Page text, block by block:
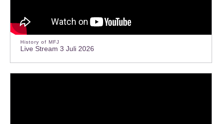
History of MFJ
Live Stream 3 Juli 2026